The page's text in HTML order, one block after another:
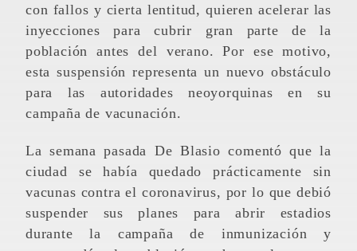
con fallos y cierta lentitud, quieren acelerar las
inyecciones para cubrir gran parte de la
población antes del verano. Por ese motivo,
esta suspensión representa un nuevo obstáculo
para las autoridades neoyorquinas en su
campaña de vacunación.
La semana pasada De Blasio comentó que la
ciudad se había quedado prácticamente sin
vacunas contra el coronavirus, por lo que debió
suspender sus planes para abrir estadios
durante la campaña de inmunización y